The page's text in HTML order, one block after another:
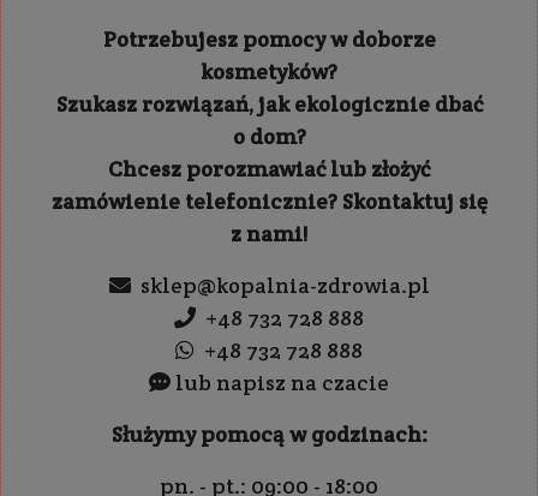
Potrzebujesz pomocy w doborze
kosmetyków?
Szukasz rozwiązań, jak ekologicznie dbać
o dom?
Chcesz porozmawiać lub złożyć
zamówienie telefonicznie? Skontaktuj się
z nami!
sklep@kopalnia-zdrowia.pl
+48 732 728 888
+48 732 728 888
lub napisz na czacie
Służymy pomocą w godzinach:
pn. - pt.: 09:00 - 18:00